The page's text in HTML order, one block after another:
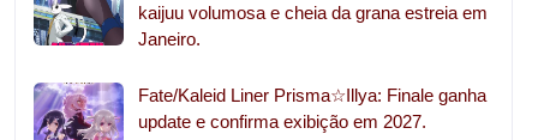
kaijuu volumosa e cheia da grana estreia em
Janeiro.
Fate/Kaleid Liner Prisma☆Illya: Finale ganha
update e confirma exibição em 2027.